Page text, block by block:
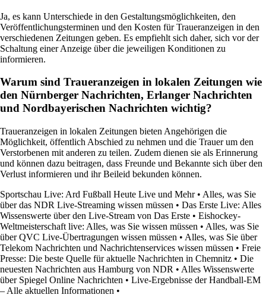
Ja, es kann Unterschiede in den Gestaltungsmöglichkeiten, den
Veröffentlichungsterminen und den Kosten für Traueranzeigen in den
verschiedenen Zeitungen geben. Es empfiehlt sich daher, sich vor der
Schaltung einer Anzeige über die jeweiligen Konditionen zu
informieren.
Warum sind Traueranzeigen in lokalen Zeitungen wie
den Nürnberger Nachrichten, Erlanger Nachrichten
und Nordbayerischen Nachrichten wichtig?
Traueranzeigen in lokalen Zeitungen bieten Angehörigen die
Möglichkeit, öffentlich Abschied zu nehmen und die Trauer um den
Verstorbenen mit anderen zu teilen. Zudem dienen sie als Erinnerung
und können dazu beitragen, dass Freunde und Bekannte sich über den
Verlust informieren und ihr Beileid bekunden können.
Sportschau Live: Ard Fußball Heute Live und Mehr• Alles, was Sie
über das NDR Live-Streaming wissen müssen • Das Erste Live: Alles
Wissenswerte über den Live-Stream von Das Erste • Eishockey-
Weltmeisterschaft live: Alles, was Sie wissen müssen • Alles, was Sie
über QVC Live-Übertragungen wissen müssen • Alles, was Sie über
Telekom Nachrichten und Nachrichtenservices wissen müssen • Freie
Presse: Die beste Quelle für aktuelle Nachrichten in Chemnitz • Die
neuesten Nachrichten aus Hamburg von NDR • Alles Wissenswerte
über Spiegel Online Nachrichten • Live-Ergebnisse der Handball-EM
– Alle aktuellen Informationen •